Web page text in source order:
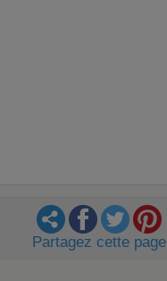
Partagez cette page